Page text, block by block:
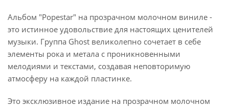
Альбом "Popestar" на прозрачном молочном виниле -
это истинное удовольствие для настоящих ценителей
музыки. Группа Ghost великолепно сочетает в себе
элементы рока и метала с проникновенными
мелодиями и текстами, создавая неповторимую
атмосферу на каждой пластинке.
Это эксклюзивное издание на прозрачном молочном